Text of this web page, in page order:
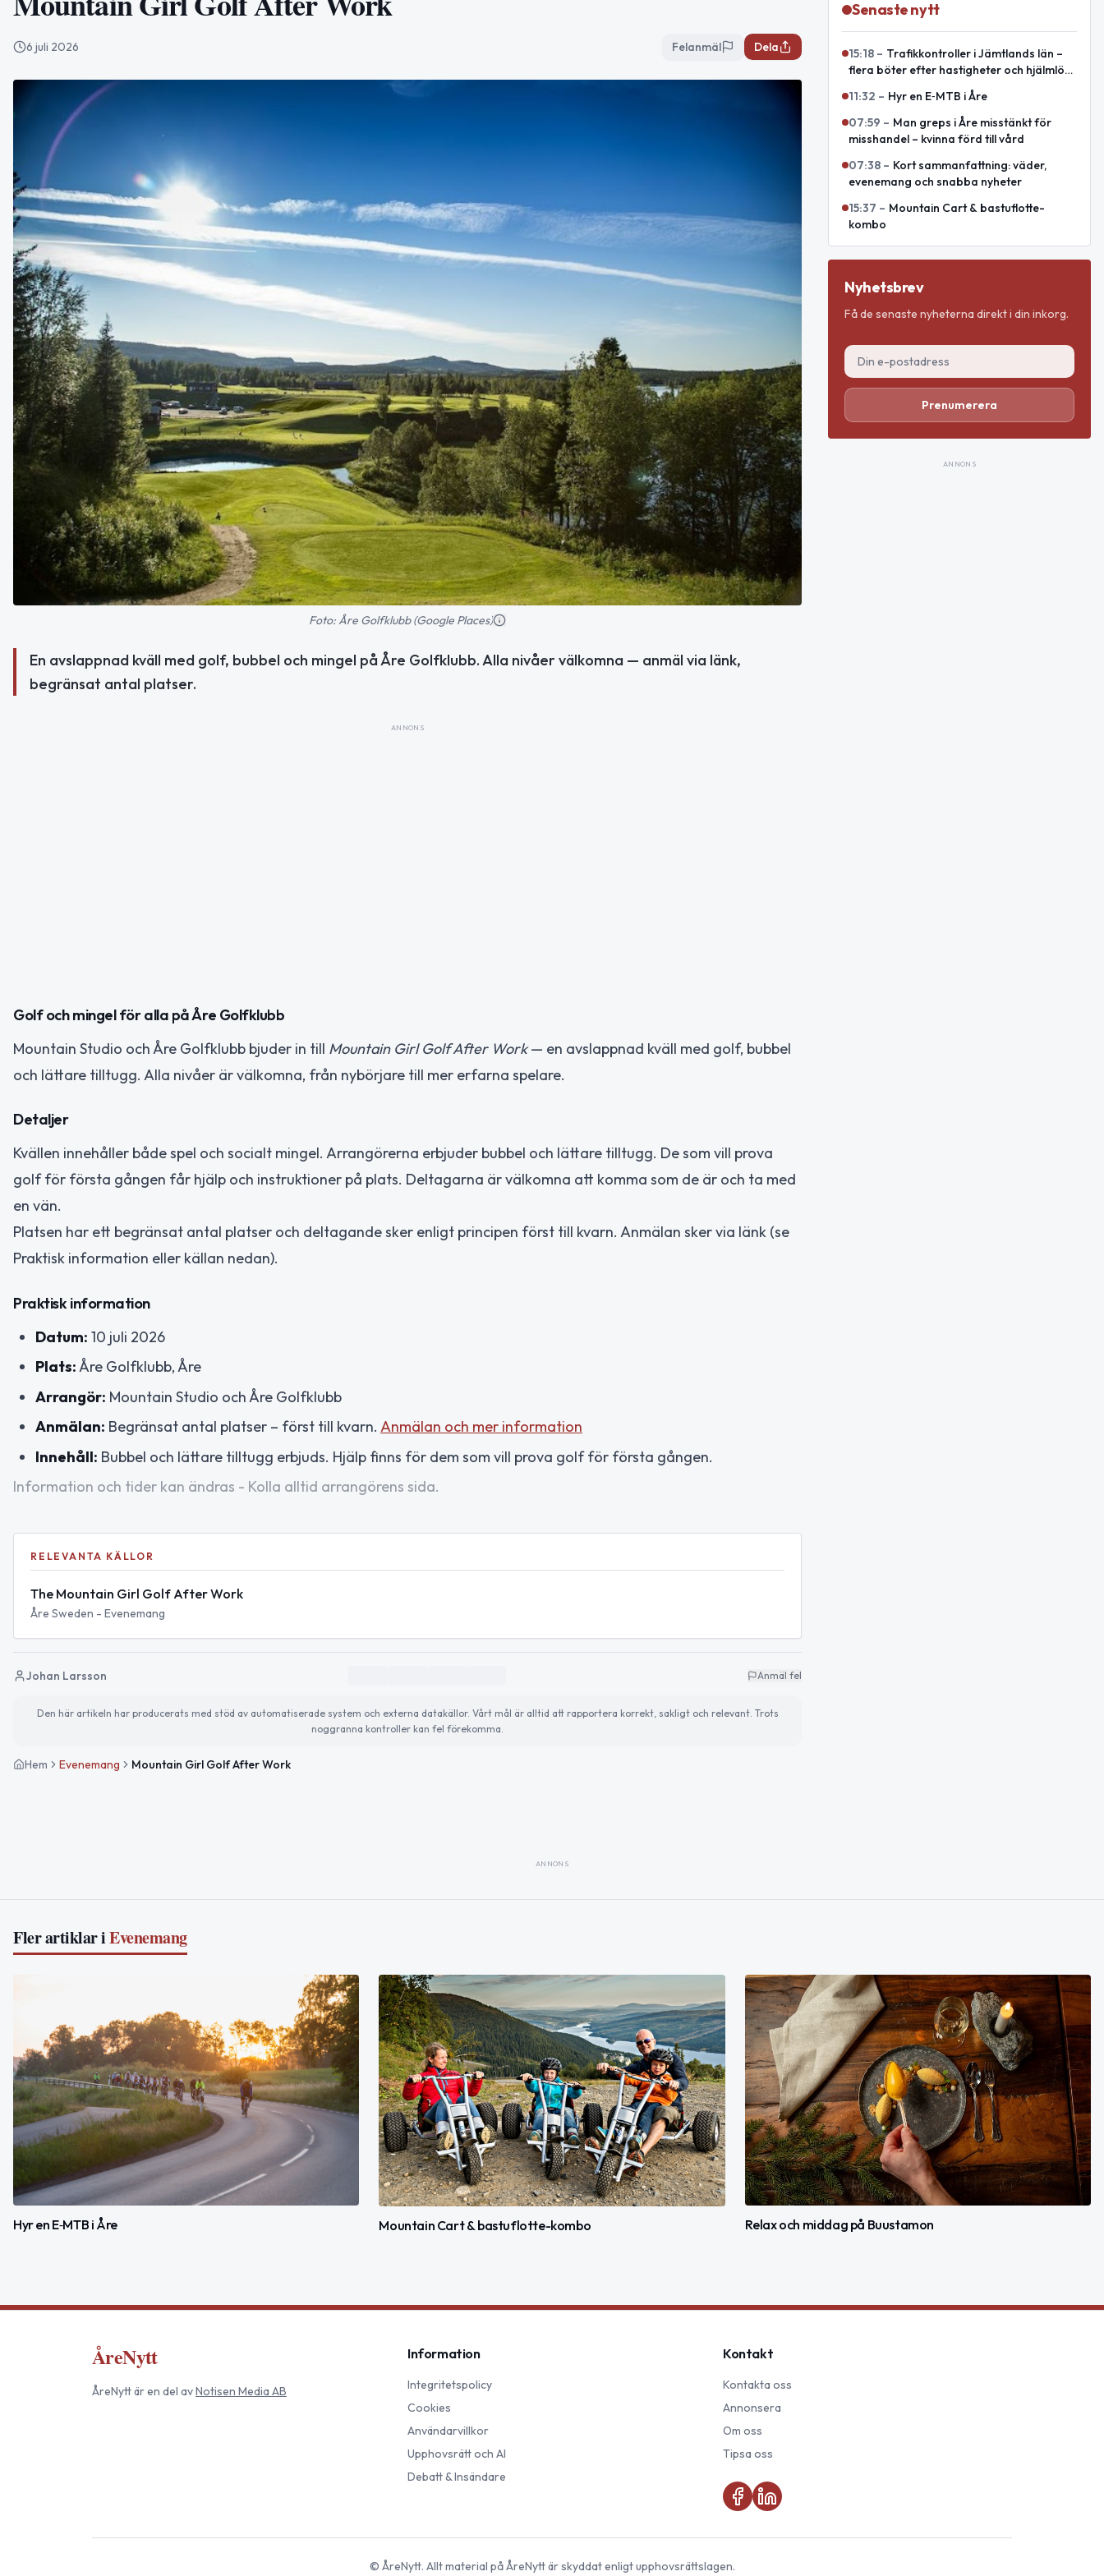
6 juli 2026 Felanmäl Dela
Foto: Åre Golfklubb (Google Places)
En avslappnad kväll med golf, bubbel och mingel på Åre Golfklubb. Alla nivåer välkomna — anmäl via länk,
begränsat antal platser.
ANNONS
Golf och mingel för alla på Åre Golfklubb
Mountain Studio och Åre Golfklubb bjuder in till Mountain Girl Golf After Work— en avslappnad kväll med golf, bubbel
och lättare tilltugg. Alla nivåer är välkomna, från nybörjare till mer erfarna spelare.
Detaljer
Kvällen innehåller både spel och socialt mingel. Arrangörerna erbjuder bubbel och lättare tilltugg. De som vill prova
golf för första gången får hjälp och instruktioner på plats. Deltagarna är välkomna att komma som de är och ta med
en vän.
Platsen har ett begränsat antal platser och deltagande sker enligt principen först till kvarn. Anmälan sker via länk (se
Praktisk information eller källan nedan).
Praktisk information
Datum: 10 juli 2026
Plats:Åre Golfklubb, Åre
Arrangör: Mountain Studio och Åre Golfklubb
Anmälan: Begränsat antal platser – först till kvarn. Anmälan och mer information
Innehåll: Bubbel och lättare tilltugg erbjuds. Hjälp finns för dem som vill prova golf för första gången.
Information och tider kan ändras - Kolla alltid arrangörens sida.
RELEVANTA KÄLLOR
The Mountain Girl Golf After Work
Åre Sweden - Evenemang
Johan Larsson Anmäl fel
Den här artikeln har producerats med stöd av automatiserade system och externa datakällor. Vårt mål är alltid att rapportera korrekt, sakligt och relevant. Trots
noggranna kontroller kan fel förekomma.
Hem Evenemang Mountain Girl Golf After Work
Senaste nytt
15:18 – Trafikkontroller i Jämtlands län –
flera böter efter hastigheter och hjälmlös
11:32 – Hyr en E‑MTB i Åre
07:59 – Man greps i Åre misstänkt för
misshandel – kvinna förd till vård
07:38 – Kort sammanfattning: väder,
evenemang och snabba nyheter
15:37 – Mountain Cart & bastuflotte-
kombo
Nyhetsbrev
Få de senaste nyheterna direkt i din inkorg.
Prenumerera
ANNONS
ANNONS
Fler artiklar iEvenemang
Hyr en E‑MTB i Åre Mountain Cart & bastuflotte-kombo Relax och middag på Buustamon
ÅreNytt
ÅreNyttär en del avNotisen Media AB
Information
Integritetspolicy
Cookies
Användarvillkor
Upphovsrätt och AI
Debatt & Insändare
Kontakt
Kontakta oss
Annonsera
Om oss
Tipsa oss
© ÅreNytt. Allt material påÅreNyttär skyddat enligt upphovsrättslagen.